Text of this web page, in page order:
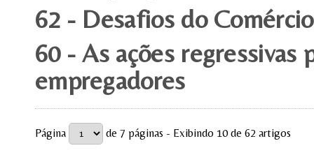
62 - Desafios do
60 - As ações regressivas
empregadores
Página de 7 páginas - Exibindo 10 de 62 artigos